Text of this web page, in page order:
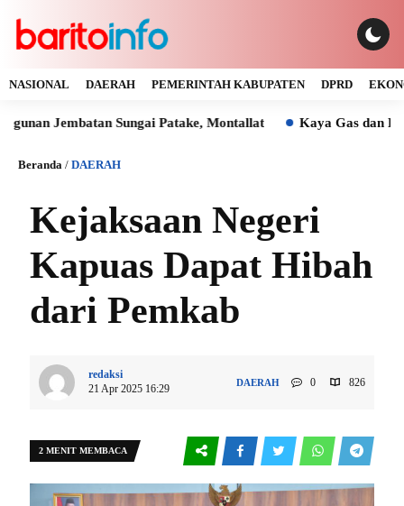
NASIONAL DAERAH PEMERINTAH KABUPATEN DPRD
Sungai Patake, Montallat Kaya Gas dan Batu Bara
Beranda / DAERAH
Kejaksaan Negeri
Kapuas Dapat Hibah
dari Pemkab
redaksi
21 Apr 2025 16:29
DAERAH 0 826
2 MENIT MEMBACA